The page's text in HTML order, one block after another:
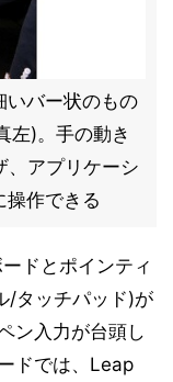
いバー状のもの
左)。手の動き
、アプリケーシ
操作できる
ドとポインティ
/タッチパッド)が
ン入力が台頭し
ドでは、Leap